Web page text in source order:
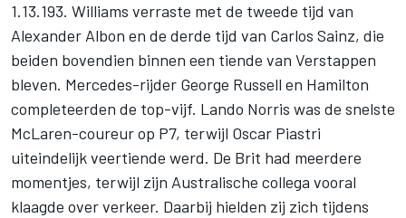
1.13.193. Williams verraste met de tweede tijd van
Alexander Albon en de derde tijd van Carlos Sainz, die
beiden bovendien binnen een tiende van Verstappen
bleven. Mercedes-rijder George Russell en Hamilton
completeerden de top-vijf. Lando Norris was de snelste
McLaren-coureur op P7, terwijl Oscar Piastri
uiteindelijk veertiende werd. De Brit had meerdere
momentjes, terwijl zijn Australische collega vooral
klaagde over verkeer. Daarbij hielden zij zich tijdens